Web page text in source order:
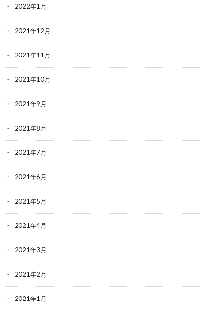
2022年1月
2021年12月
2021年11月
2021年10月
2021年9月
2021年8月
2021年7月
2021年6月
2021年5月
2021年4月
2021年3月
2021年2月
2021年1月